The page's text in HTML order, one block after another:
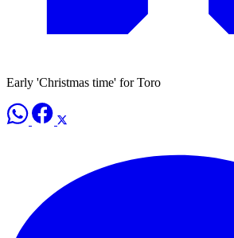
Early 'Christmas time' for Toro